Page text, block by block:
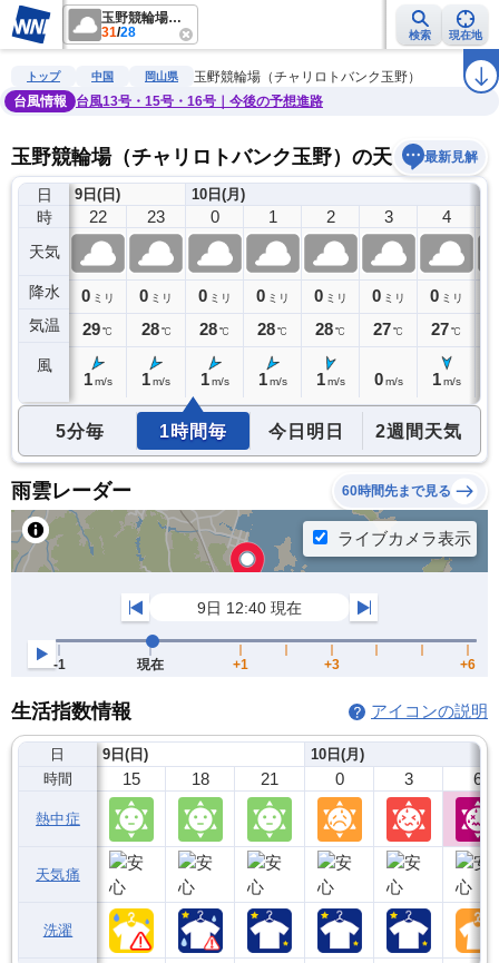
玉野競輪場（チャリロトバンク玉野）
31/28 検索 現在地
雨雲レーダー 台風情報 地震情報 警報・注意報 2週間天気 ラ
トップ 中国 岡山県
玉野競輪場（チャリロトバンク玉野）
台風情報
台風13号・15号・16号｜今後の予想進路
玉野競輪場（チャリロトバンク玉野）の天気予報最新見解
日
時
天気
降水
気温
風
9日(日)
21
0ミリ
29℃
22
0 ミリ
29℃
1 m/s
23
0 ミリ
28 ℃
1m/s
10日(月)
0
0 ミリ
28℃
1 m/s
1
0 ミリ
28℃
1 m/s
2
0 ミリ
28℃
1 m/s
3
0 ミリ
27℃
0 m/s
4
0 ミリ
27℃
1 m/s
5分毎 1時間毎 今日明日 2週間天気
雨雲レーダー 60時間先まで見る
生活指数情報 アイコンの説明
日
時間
熱中症
天気痛
洗濯
9日(日)
15 18 21
10日(月)
0 3 6